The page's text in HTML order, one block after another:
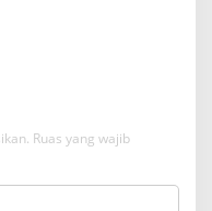
Ruas yang wajib